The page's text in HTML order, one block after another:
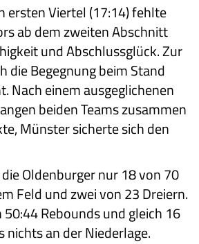
ersten Viertel (17:14) fehlte
ab dem zweiten Abschnitt
und Abschlussglück. Zur
die Begegnung beim Stand
Nach einem ausgeglichenen
beiden Teams zusammen
Münster sicherte sich den
Oldenburger nur 18 von 70
Feld und zwei von 23 Dreiern.
Rebounds und gleich 16
an der Niederlage.